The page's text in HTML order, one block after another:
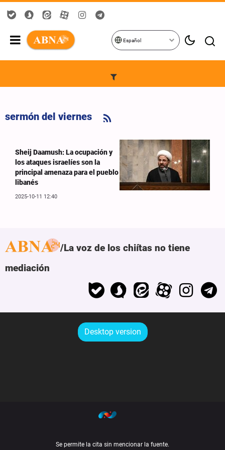
Español
sermón del viernes
Sheij Daamush: La ocupación y
los ataques israelíes son la
principal amenaza para el pueblo
libanés
2025-10-11 12:40
La voz de los chiítas no tiene
mediación
Desktop version
Se permite la cita sin mencionar la fuente.